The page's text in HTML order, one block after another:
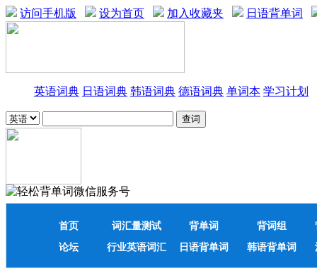
访问手机版 设为首页 加入收藏夹 日语背单词
英语词典 日语词典 韩语词典 德语词典 单词本 学习计划
首页 词汇量测试 背单词 背词组
论坛
行业英语词汇 日语背单词 韩语背单词